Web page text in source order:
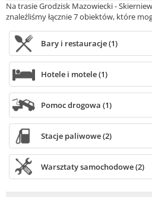
Na trasie Grodzisk Mazowiecki -
znaleźliśmy łącznie 7 obiektów, które
Bary i restauracje (1)
Hotele i motele (1)
Pomoc drogowa (1)
Stacje paliwowe (2)
Warsztaty samochodowe (2)